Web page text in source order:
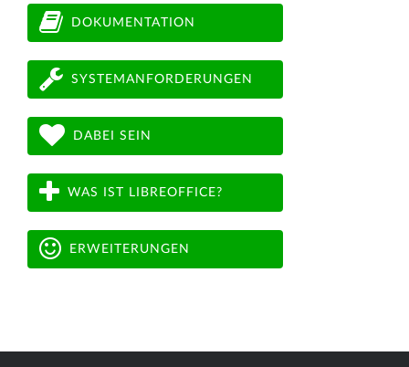
DOKUMENTATION
SYSTEMANFORDERUNGEN
DABEI SEIN
WAS IST LIBREOFFICE?
ERWEITERUNGEN